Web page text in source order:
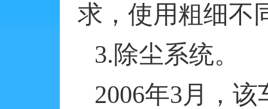
求，使用粗细不
3.除尘系统。
2006年3月，